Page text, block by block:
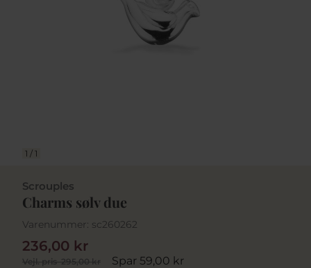
1 / 1
Scrouples
Charms sølv due
Varenummer: sc260262
Vejl. pris295,00 kr Spar 59,00 kr
236,00 kr